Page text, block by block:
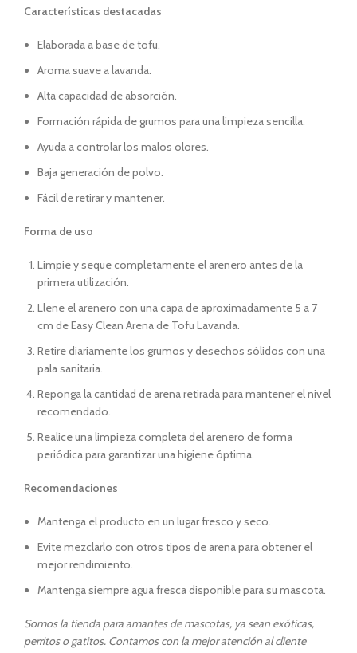
Características destacadas
Elaborada a base de tofu.
Aroma suave a lavanda.
Alta capacidad de absorción.
Formación rápida de grumos para una limpieza sencilla.
Ayuda a controlar los malos olores.
Baja generación de polvo.
Fácil de retirar y mantener.
Forma de uso
Limpie y seque completamente el arenero antes de la
primera utilización.
Llene el arenero con una capa de aproximadamente 5 a 7
cm de Easy Clean Arena de Tofu Lavanda.
Retire diariamente los grumos y desechos sólidos con una
pala sanitaria.
Reponga la cantidad de arena retirada para mantener el nivel
recomendado.
Realice una limpieza completa del arenero de forma
periódica para garantizar una higiene óptima.
Recomendaciones
Mantenga el producto en un lugar fresco y seco.
Evite mezclarlo con otros tipos de arena para obtener el
mejor rendimiento.
Mantenga siempre agua fresca disponible para su mascota.
Somos la tienda para amantes de mascotas, ya sean exóticas,
perritos o gatitos. Contamos con la mejor atención al cliente